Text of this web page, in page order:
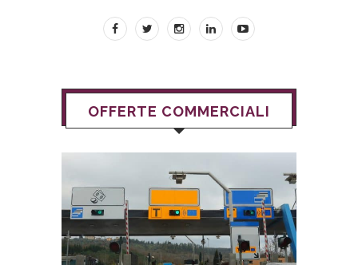
OFFERTE COMMERCIALI